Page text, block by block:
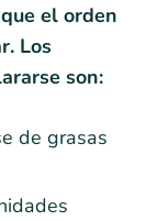
el orden
Los
son:
de grasas